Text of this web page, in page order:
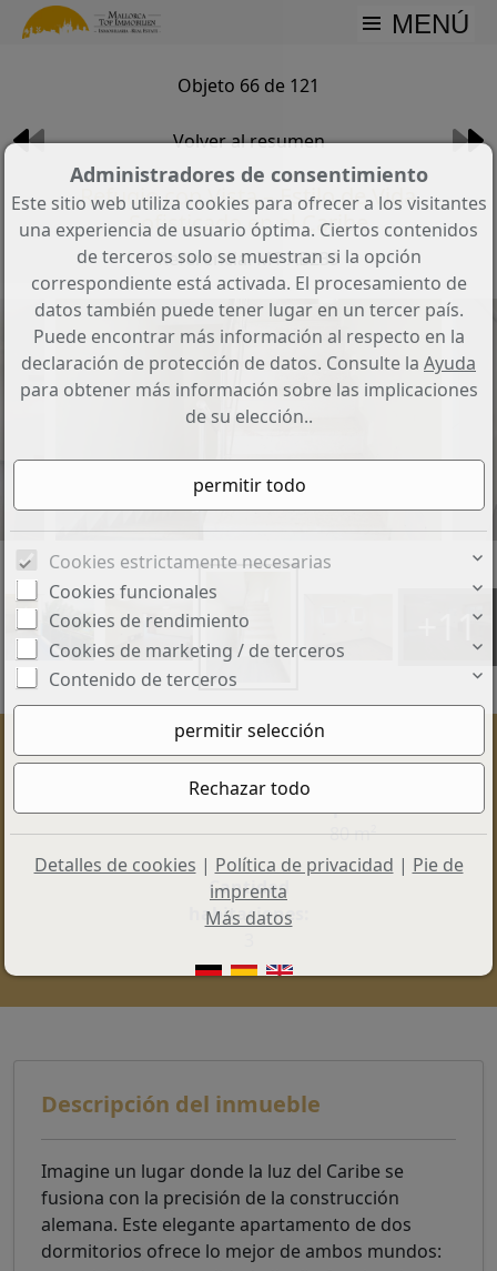
MENÚ
Objeto 66 de 121
Volver al resumen
Refugio con Vista – Estilo de Vida
Sofisticado en el Caribe
Referencia: MT-AB239
+11
160.000 €
Superficie útil
aprox.:
80 m²
Cantidad
habitaciones:
Descripción del inmueble
Imagine un lugar donde la luz del Caribe se
fusiona con la precisión de la construcción
alemana. Este elegante apartamento de dos
dormitorios ofrece lo mejor de ambos mundos:
Administradores de consentimiento
Este sitio web utiliza cookies para ofrecer a los visitantes
una experiencia de usuario óptima. Ciertos contenidos
de terceros solo se muestran si la opción
correspondiente está activada. El procesamiento de
datos también puede tener lugar en un tercer país.
Puede encontrar más información al respecto en la
declaración de protección de datos. Consulte la Ayuda
para obtener más información sobre las implicaciones
de su elección..
Cookies estrictamente necesarias
Cookies funcionales
Cookies de rendimiento
Cookies de marketing / de terceros
Contenido de terceros
Detalles de cookies | Política de privacidad | Pie de
imprenta
Más datos